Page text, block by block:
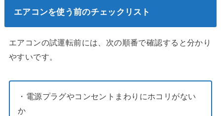
エアコンを使う前のチェックリスト
エアコンの試運転前には、次の順番で確認すると分かり
やすいです。
・電源プラグやコンセントまわりにホコリがない
か